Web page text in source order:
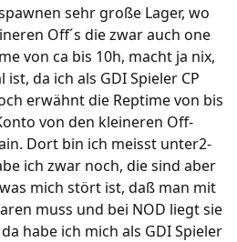
sehr große Lager, wo
Off´s die zwar auch one
von ca bis 10h, macht ja nix,
da ich als GDI Spieler CP
erwähnt die Reptime von bis
von den kleineren Off-
Dort bin ich meisst unter2-
ich zwar noch, die sind aber
mich stört ist, daß man mit
muss und bei NOD liegt sie
habe ich mich als GDI Spieler